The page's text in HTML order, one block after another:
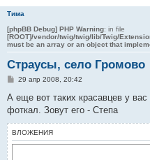
Тима
[phpBB Debug] PHP Warning: in file
[ROOT]/vendor/twig/twig/lib/Twig/
must be an array or an object that
Страусы, село Громово
С
о
щ
н
и
е
29 апр 2008, 20:42
А еще вот таких красавцев у
фоткал. Зовут его - Степа
ВЛОЖЕНИЯ